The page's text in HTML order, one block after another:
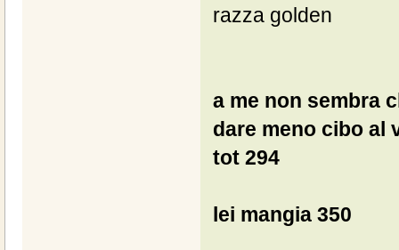
razza golden
a me non sembra
dare meno cibo al
tot 294
lei mangia 350